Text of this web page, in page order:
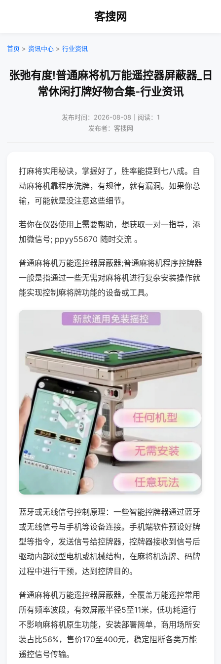
客搜网
首页 > 资讯中心 > 行业资讯
张弛有度!普通麻将机万能遥控器屏蔽器_日
常休闲打牌好物合集-行业资讯
发布时间：2026-08-08｜阅读：1
发布者：客搜网
打麻将实用秘诀，掌握好了，胜率能提到七八成。自
动麻将机靠程序洗牌，有规律，就有漏洞。如果你总
输，可能就是没注意这些细节。
若你在仪器使用上需要帮助，想获取一对一指导，添
加微信号; ppyy55670 随时交流 。
普通麻将机万能遥控器屏蔽器;普通麻将机程序控牌器
一般是指通过一些无需对麻将机进行复杂安装操作就
能实现控制麻将牌功能的设备或工具。
蓝牙或无线信号控制原理：一些智能控牌器通过蓝牙
或无线信号与手机等设备连接。手机端软件预设好牌
型等指令，发送信号给控牌器，控牌器接收到信号后
驱动内部微型电机或机械结构，在麻将机洗牌、码牌
过程中进行干预，达到控牌目的。
普通麻将机万能遥控器屏蔽器，全覆盖万能遥控常用
所有频率波段，有效屏蔽半径5至11米，低功耗运行
不影响麻将机原生功能，安装部署简单，商用场所安
装占比56%，售价170至400元，稳定阻断各类万能
遥控信号传输。